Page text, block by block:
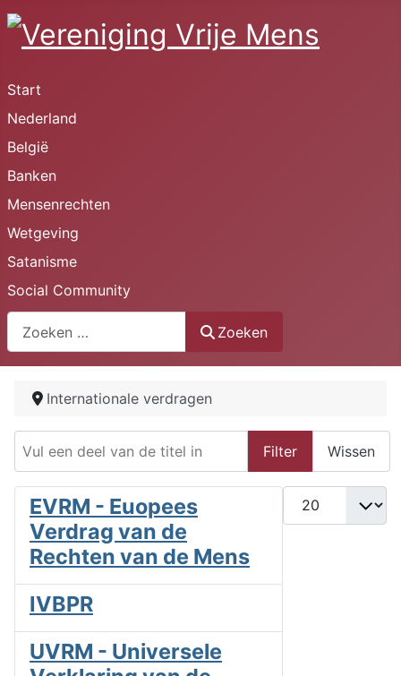
Start
Nederland
België
Banken
Mensenrechten
Wetgeving
Satanisme
Social Community
Zoeken
Internationale verdragen
Filter Wissen
Toon #
EVRM - Euopees
Verdrag van de
Rechten van de Mens
IVBPR
UVRM - Universele